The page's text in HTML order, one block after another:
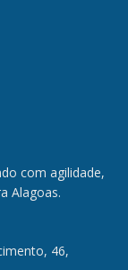
com agilidade,
Alagoas.
46,